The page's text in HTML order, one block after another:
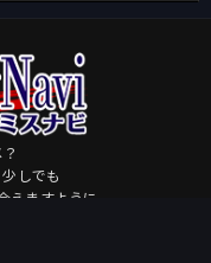
しでも
ますように。